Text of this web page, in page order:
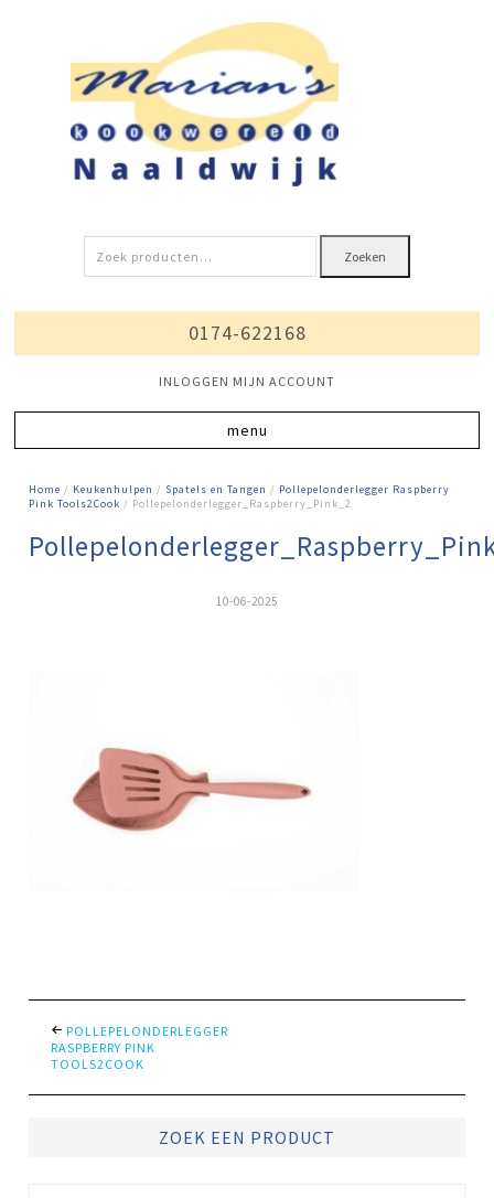
Zoeken
naar:
Zoeken
0174-622168
INLOGGEN MIJN ACCOUNT
Home / Keukenhulpen / Spatels en Tangen / Pollepelonderlegger Raspberry
Pink Tools2Cook / Pollepelonderlegger_Raspberry_Pink_2
10-06-2025
POLLEPELONDERLEGGER
RASPBERRY PINK
TOOLS2COOK
ZOEK EEN PRODUCT